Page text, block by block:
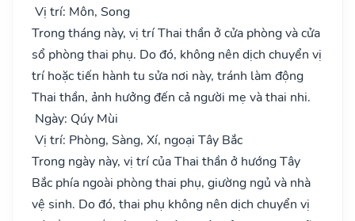
Vị trí: Môn, Song
Trong tháng này, vị trí Thai thần ở cửa phòng và cửa
sổ phòng thai phụ. Do đó, không nên dịch chuyển vị
trí hoặc tiến hành tu sửa nơi này, tránh làm động
Thai thần, ảnh hưởng đến cả người mẹ và thai nhi.
Ngày: Qúy Mùi
Vị trí: Phòng, Sàng, Xí, ngoại Tây Bắc
Trong ngày này, vị trí của Thai thần ở hướng Tây
Bắc phía ngoài phòng thai phụ, giường ngủ và nhà
vệ sinh. Do đó, thai phụ không nên dịch chuyển vị